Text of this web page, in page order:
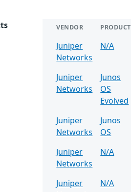
VENDOR PRODUCT
Juniper
Networks
N/A
Juniper
Networks
Junos
OS
Evolved
Juniper
Networks
Junos
OS
Juniper
Networks
N/A
Juniper
N/A